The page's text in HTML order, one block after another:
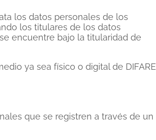
los datos personales de los
los titulares de los datos
encuentre bajo la titularidad de
ya sea físico o digital de DIFARE
que se registren a través de un